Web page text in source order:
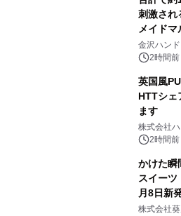
刺激され
メイド
10/4(日)
金沢ハン
2時間前
英国風
HTTシェ
ます
株式会社
2時間前
かけた
スイー
月8日新
株式会社